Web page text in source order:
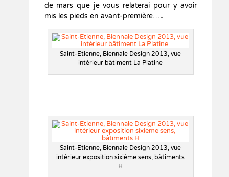
de mars que je vous relaterai pour y avoir
mis les pieds en avant-première…↓
Saint-Etienne, Biennale Design 2013, vue
intérieur bâtiment La Platine
Saint-Etienne, Biennale Design 2013, vue
intérieur exposition sixième sens, bâtiments
H